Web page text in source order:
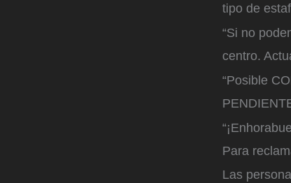
tipo de
“Si no
centro.
“Posible
Para
Las